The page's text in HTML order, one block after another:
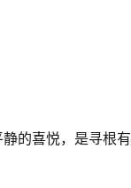
的喜悦，是寻根有